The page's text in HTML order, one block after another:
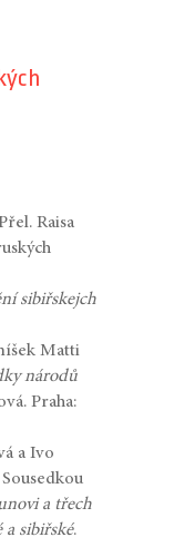
Raisa
sibiřskejch
Matti
národů
Praha:
a Ivo
a třech
a sibiřské.